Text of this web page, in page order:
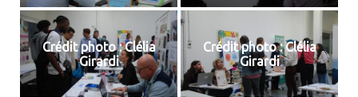
Crédit photo : Clélia
Girardi
Crédit photo : Clélia
Girardi